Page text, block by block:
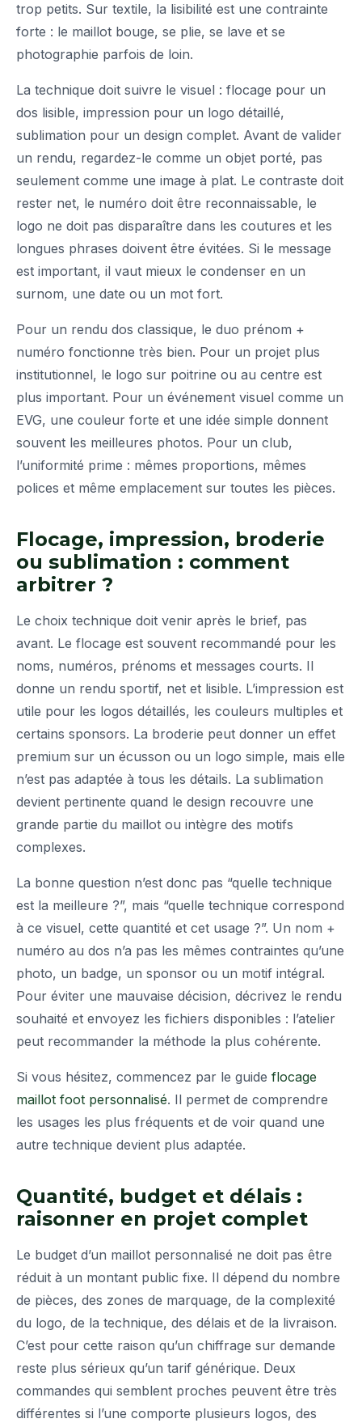
trop petits. Sur textile, la lisibilité est une contrainte
forte : le maillot bouge, se plie, se lave et se
photographie parfois de loin.
La technique doit suivre le visuel : flocage pour un
dos lisible, impression pour un logo détaillé,
sublimation pour un design complet. Avant de valider
un rendu, regardez-le comme un objet porté, pas
seulement comme une image à plat. Le contraste doit
rester net, le numéro doit être reconnaissable, le
logo ne doit pas disparaître dans les coutures et les
longues phrases doivent être évitées. Si le message
est important, il vaut mieux le condenser en un
surnom, une date ou un mot fort.
Pour un rendu dos classique, le duo prénom +
numéro fonctionne très bien. Pour un projet plus
institutionnel, le logo sur poitrine ou au centre est
plus important. Pour un événement visuel comme un
EVG, une couleur forte et une idée simple donnent
souvent les meilleures photos. Pour un club,
l’uniformité prime : mêmes proportions, mêmes
polices et même emplacement sur toutes les pièces.
Flocage, impression, broderie
ou sublimation : comment
arbitrer ?
Le choix technique doit venir après le brief, pas
avant. Le flocage est souvent recommandé pour les
noms, numéros, prénoms et messages courts. Il
donne un rendu sportif, net et lisible. L’impression est
utile pour les logos détaillés, les couleurs multiples et
certains sponsors. La broderie peut donner un effet
premium sur un écusson ou un logo simple, mais elle
n’est pas adaptée à tous les détails. La sublimation
devient pertinente quand le design recouvre une
grande partie du maillot ou intègre des motifs
complexes.
La bonne question n’est donc pas “quelle technique
est la meilleure ?”, mais “quelle technique correspond
à ce visuel, cette quantité et cet usage ?”. Un nom +
numéro au dos n’a pas les mêmes contraintes qu’une
photo, un badge, un sponsor ou un motif intégral.
Pour éviter une mauvaise décision, décrivez le rendu
souhaité et envoyez les fichiers disponibles : l’atelier
peut recommander la méthode la plus cohérente.
Si vous hésitez, commencez par le guide flocage
maillot foot personnalisé. Il permet de comprendre
les usages les plus fréquents et de voir quand une
autre technique devient plus adaptée.
Quantité, budget et délais :
raisonner en projet complet
Le budget d’un maillot personnalisé ne doit pas être
réduit à un montant public fixe. Il dépend du nombre
de pièces, des zones de marquage, de la complexité
du logo, de la technique, des délais et de la livraison.
C’est pour cette raison qu’un chiffrage sur demande
reste plus sérieux qu’un tarif générique. Deux
commandes qui semblent proches peuvent être très
différentes si l’une comporte plusieurs logos, des